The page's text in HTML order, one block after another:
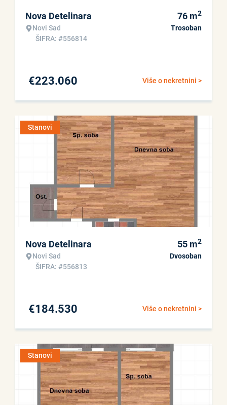
Nova Detelinara
Novi Sad
ŠIFRA: #556814
76 m2
Trosoban
Više o nekretnini >
€223.060
Stanovi
Nova Detelinara
Novi Sad
ŠIFRA: #556813
55 m2
Dvosoban
Više o nekretnini >
€184.530
Stanovi